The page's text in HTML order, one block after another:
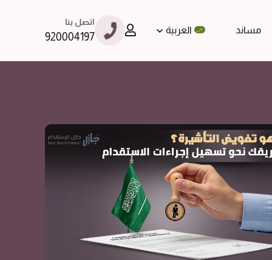
مساند العربية
اتصل بنا
920004197